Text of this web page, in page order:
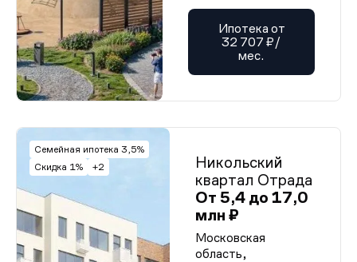
Ипотека от
32 707 ₽/
мес.
Семейная ипотека 3,5%
Скидка 1%
+2
Никольский
квартал Отрада
От 5,4 до 17,0
млн ₽
Московская
область,